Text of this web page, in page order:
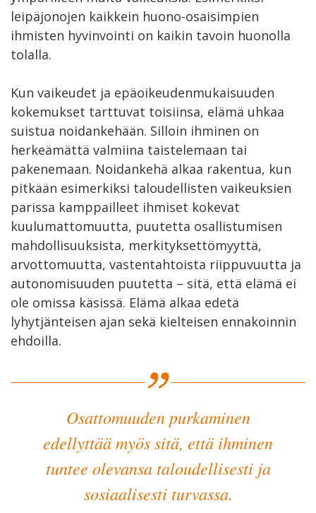
leipäjonojen kaikkein huono-osaisimpien
ihmisten hyvinvointi on kaikin tavoin huonolla
tolalla.
Kun vaikeudet ja epäoikeudenmukaisuuden
kokemukset tarttuvat toisiinsa, elämä uhkaa
suistua noidankehään. Silloin ihminen on
herkeämättä valmiina taistelemaan tai
pakenemaan. Noidankehä alkaa rakentua, kun
pitkään esimerkiksi taloudellisten vaikeuksien
parissa kamppailleet ihmiset kokevat
kuulumattomuutta, puutetta osallistumisen
mahdollisuuksista, merkityksettömyyttä,
arvottomuutta, vastentahtoista riippuvuutta ja
autonomisuuden puutetta – sitä, että elämä ei
ole omissa käsissä. Elämä alkaa edetä
lyhytjänteisen ajan sekä kielteisen ennakoinnin
ehdoilla.
Osattomuuden purkaminen
edellyttää myös sitä, että ihminen
tuntee olevansa taloudellisesti ja
sosiaalisesti turvassa.